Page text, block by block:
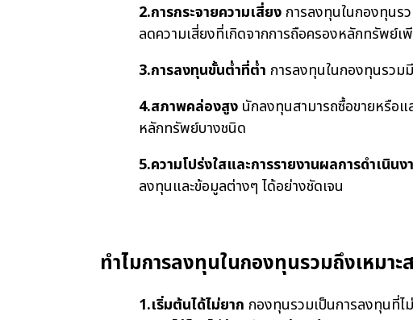
2.การกระจายความเสี่ยง การลงทุนในกองทุนร
ลดความเสี่ยงที่เกิดจากการถือครองหลักทรัพย์เ
3.การลงทุนขั้นต่ำที่ต่ำ การลงทุนในกองทุนรวม
4.สภาพคล่องสูง นักลงทุนสามารถซื้อขายหรือ
หลักทรัพย์บางชนิด
5.ความโปร่งใสและการรายงานผลการดำเนินง
ลงทุนและข้อมูลต่างๆ ได้อย่างชัดเจน
ทำไมการลงทุนในกองทุนรวมถึงเหมา
1.เริ่มต้นได้ไม่ยาก กองทุนรวมเป็นการลงทุนที่ไ